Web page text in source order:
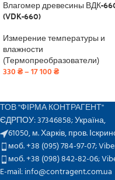
Влагомер древесины ВДК-
(VDK-660)
Измерение температуры и
влажности
(Термопреобразователи)
330₴–17 100₴
ТОВ "ФІРМА КОНТРАГЕНТ"
ЄДРПОУ: 37346858; Україна,
61050, м. Харків, пров.
моб. +38 (095) 784-97-07;
моб. +38 (098) 842-82-06;
E-mail: info@contragent.com.ua